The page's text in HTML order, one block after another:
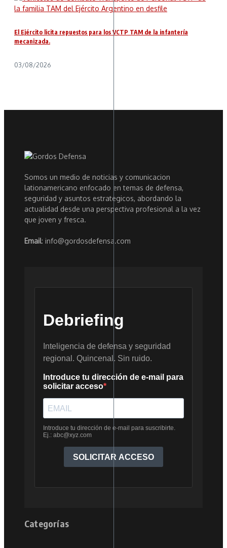
El Ejército licita repuestos para los VCTP TAM de la infantería
mecanizada.
03/08/2026
Somos un medio de noticias y comunicacion
lationamericano enfocado en temas de defensa,
seguridad y asuntos estrategicos, abordando la
actualidad desde una perspectiva profesional a la vez
que joven y fresca.
Email: info@gordosdefensa.com
Categorías